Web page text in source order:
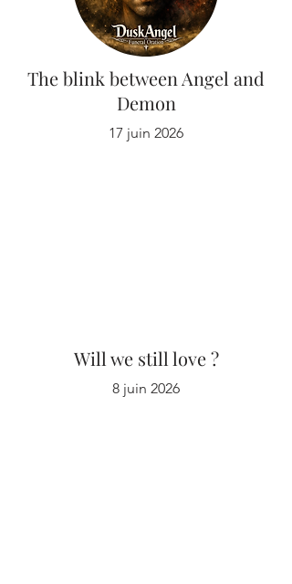
The blink between Angel and
Demon
17 juin 2026
Will we still love ?
8 juin 2026